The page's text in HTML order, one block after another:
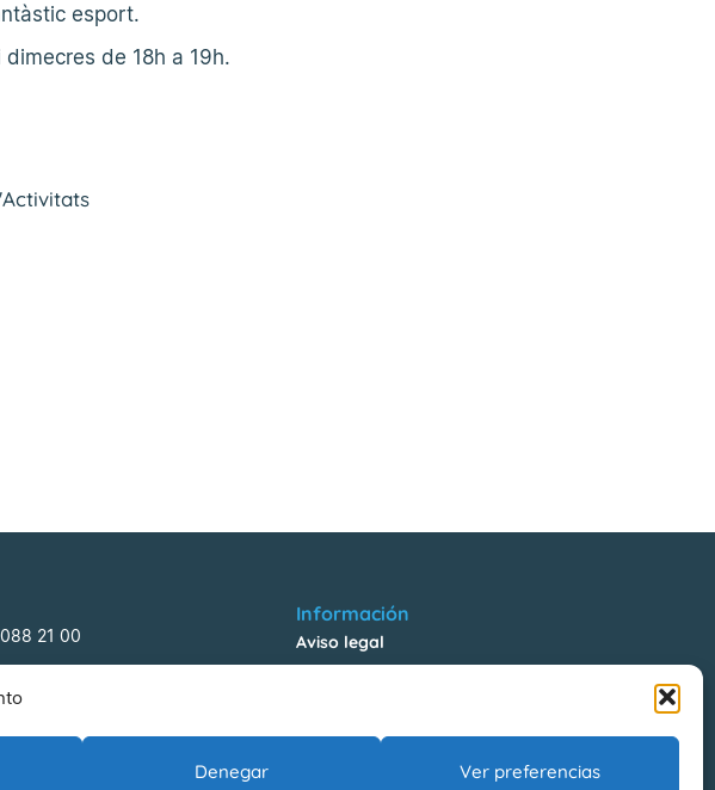
Denegar Ver preferencias
esport.
de 18h a 19h.
21 00
Información
Aviso legal